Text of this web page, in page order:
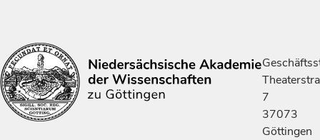
7
37073
Göttingen